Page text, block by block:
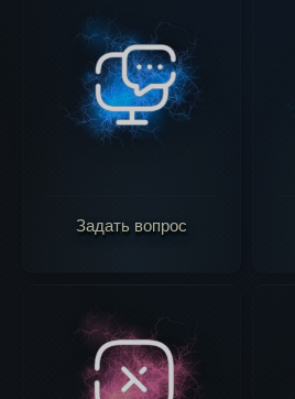
Задать вопрос